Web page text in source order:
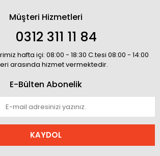
Müşteri Hizmetleri
0312 311 11 84
hafta içi: 08:00 - 18:30 C.tesi 08:00 - 14:00
arasında hizmet vermektedir.
E-Bülten Abonelik
KAYDOL